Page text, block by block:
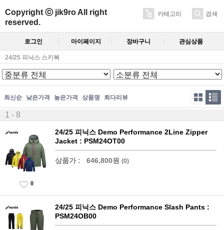
Copyright ⓒ jik9ro All right
reserved.
카테고리 검색
로그인 마이페이지 장바구니 관심상품
24/25 피닉스 스키복
최신순 낮은가격 높은가격 상품명 최다리뷰
1 - 8
24/25 피닉스 Demo Performance 2Line Zipper
Jacket : PSM24OT00
상품가 : 646,800원 (0)
0
24/25 피닉스 Demo Performance Slash Pants :
PSM24OB00